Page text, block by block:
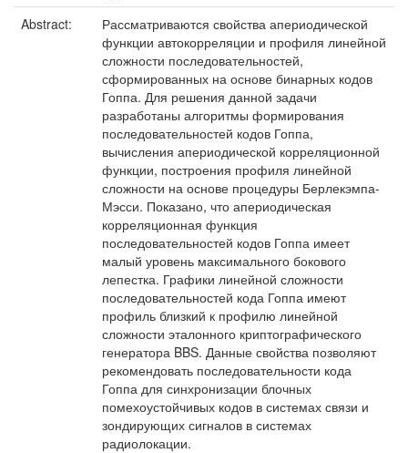
Abstract:
Рассматриваются свойства апериодической
функции автокорреляции и профиля линейной
сложности последовательностей,
сформированных на основе бинарных кодов
Гоппа. Для решения данной задачи
разработаны алгоритмы формирования
последовательностей кодов Гоппа,
вычисления апериодической корреляционной
функции, построения профиля линейной
сложности на основе процедуры Берлекэмпа-
Мэсси. Показано, что апериодическая
корреляционная функция
последовательностей кодов Гоппа имеет
малый уровень максимального бокового
лепестка. Графики линейной сложности
последовательностей кода Гоппа имеют
профиль близкий к профилю линейной
сложности эталонного криптографического
генератора BBS. Данные свойства позволяют
рекомендовать последовательности кода
Гоппа для синхронизации блочных
помехоустойчивых кодов в системах связи и
зондирующих сигналов в системах
радиолокации.